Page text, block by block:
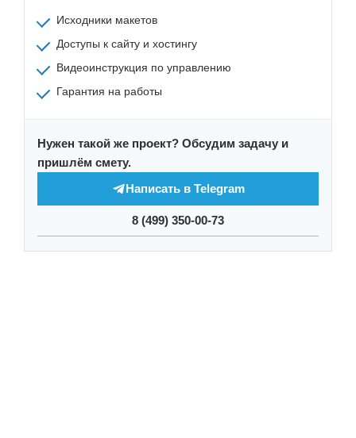
Исходники макетов
Доступы к сайту и хостингу
Видеоинструкция по управлению
Гарантия на работы
Нужен такой же проект? Обсудим задачу и
пришлём смету.
Написать в Telegram
8 (499) 350-00-73